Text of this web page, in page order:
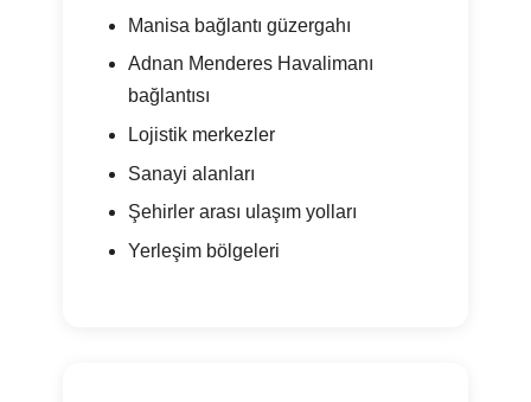
Manisa bağlantı güzergahı
Adnan Menderes Havalimanı
bağlantısı
Lojistik merkezler
Sanayi alanları
Şehirler arası ulaşım yolları
Yerleşim bölgeleri